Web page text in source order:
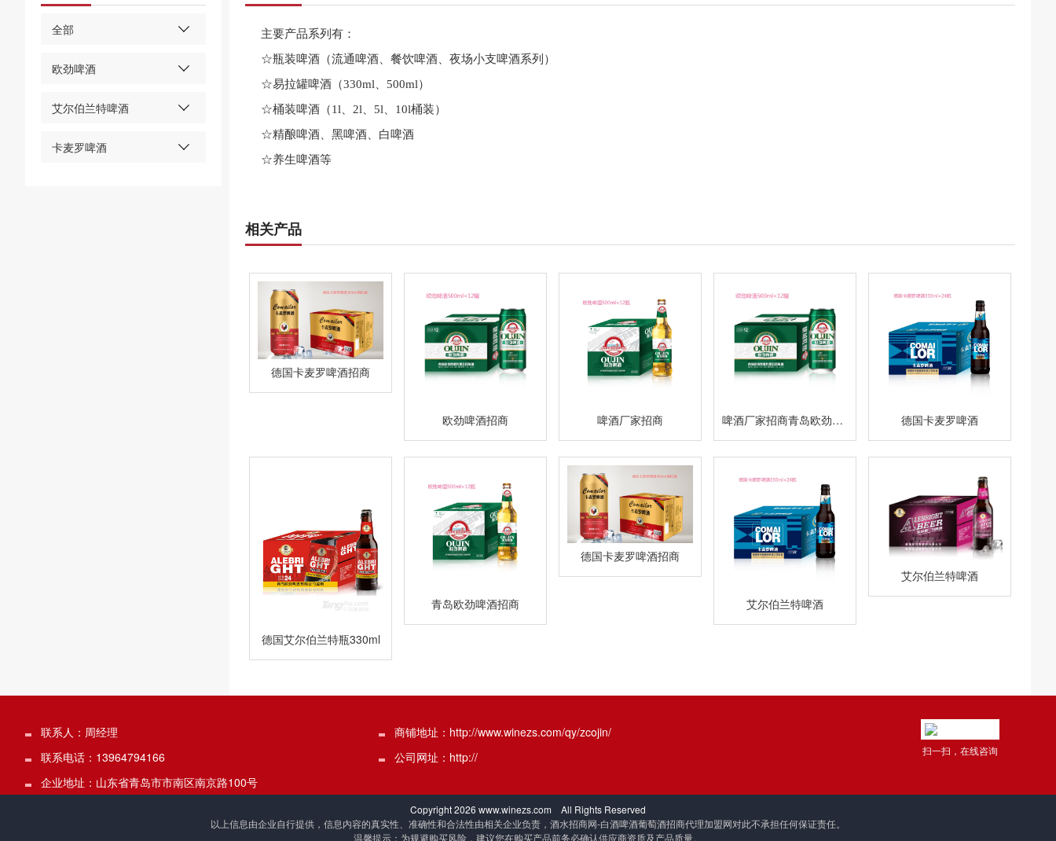
全部
欧劲啤酒
艾尔伯兰特啤酒
卡麦罗啤酒
主要产品系列有：
☆瓶装啤酒（流通啤酒、餐饮啤酒、夜场小支啤酒系列）
☆易拉罐啤酒（330ml、500ml）
☆桶装啤酒（1l、2l、5l、10l桶装）
☆精酿啤酒、黑啤酒、白啤酒
☆养生啤酒等
相关产品
德国卡麦罗啤酒招商
欧劲啤酒招商 啤酒厂家招商 啤酒厂家招商青岛欧劲啤酒 德国卡麦罗啤酒
德国艾尔伯兰特瓶330ml
青岛欧劲啤酒招商
德国卡麦罗啤酒招商
艾尔伯兰特啤酒
艾尔伯兰特啤酒
联系人：周经理
联系电话：13964794166
企业地址：山东省青岛市市南区南京路100号
商铺地址：http://www.winezs.com/qy/zcojin/
公司网址：http://
扫一扫，在线咨询
Copyright2026 www.winezs.com All Rights Reserved
以上信息由企业自行提供，信息内容的真实性、准确性和合法性由相关企业负责，酒水招商网-白酒啤酒葡萄酒招商代理加盟网对此不承担任何保证责任。
温馨提示：为规避购买风险，建议您在购买产品前务必确认供应商资质及产品质量。